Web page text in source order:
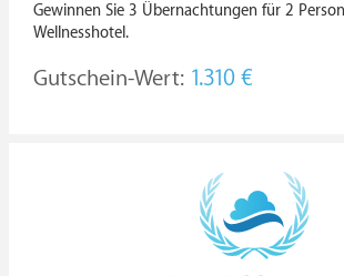
Gewinnen Sie 3 Übernachtungen für 2
Wellnesshotel.
Gutschein-Wert: 1.310 €